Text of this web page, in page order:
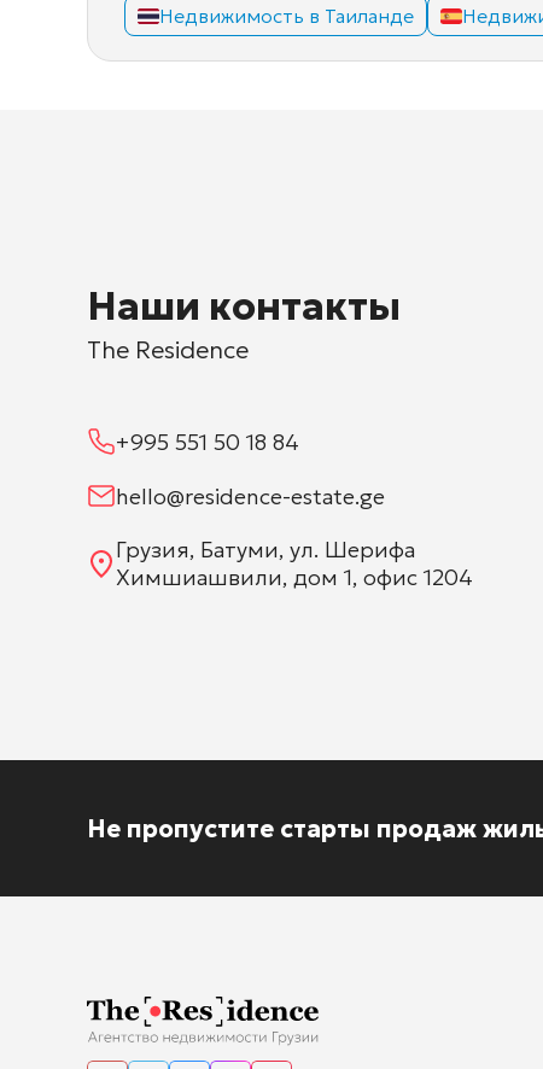
Недвижимость в Таиланде
Наши контакты
The Residence
+995 551 50 18 84
hello@residence-estate.ge
Грузия, Батуми, ул. Шерифа
Химшиашвили, дом 1, офис 1204
Не пропустите старты продаж